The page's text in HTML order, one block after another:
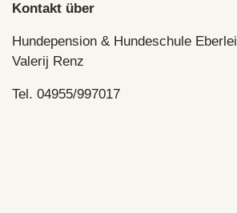
Kontakt über
Hundepension & Hundeschule Eberlei
Valerij Renz
Tel. 04955/997017